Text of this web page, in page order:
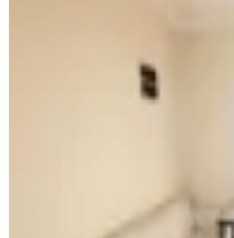
2+1
27.000 ₺
KONSEPT GAYRİMENKUL